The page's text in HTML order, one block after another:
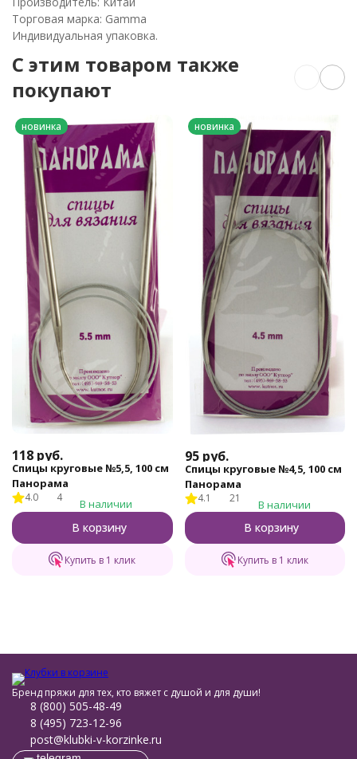
Торговая марка: Gamma
Индивидуальная упаковка.
C этим товаром также
покупают
новинка
118 руб.
Спицы круговые №5,5, 100 см
Панорама
4.0 4 В наличии
В корзину
Купить в 1 клик
новинка
95 руб.
Спицы круговые №4,5, 100 см
Панорама
4.1 21 В наличии
В корзину
Купить в 1 клик
Бренд пряжи для тех, кто вяжет с душой и для души!
8 (800) 505-48-49
8 (495) 723-12-96
post@klubki-v-korzinke.ru